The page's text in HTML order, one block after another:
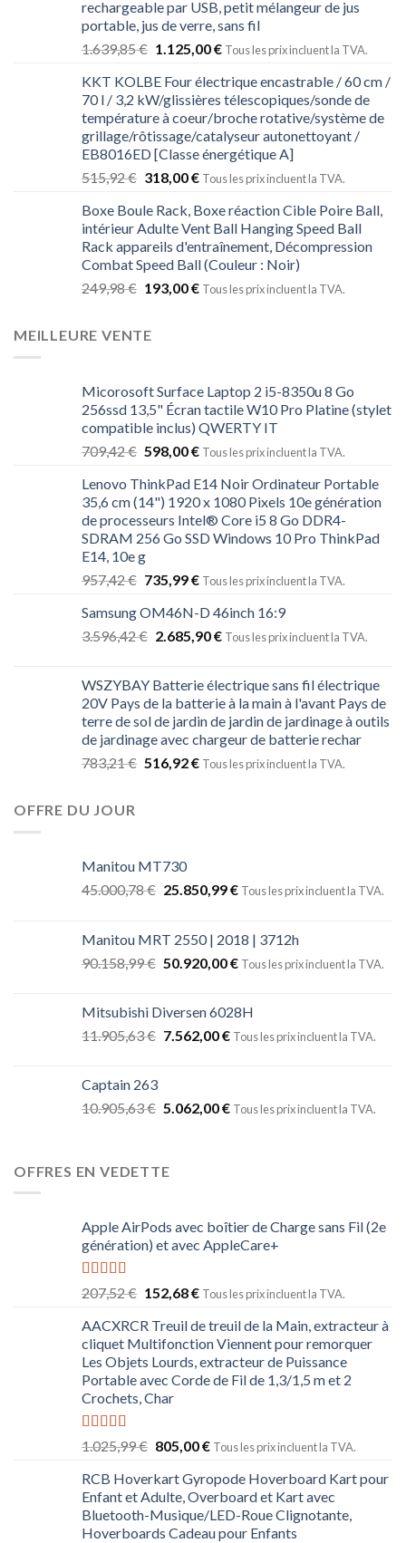
rechargeable par USB, petit mélangeur de jus
portable, jus de verre, sans fil
1.639,85€ 1.125,00€ Tous les prix incluent la TVA.
KKT KOLBE Four électrique encastrable / 60 cm /
70 l / 3,2 kW/glissières télescopiques/sonde de
température à coeur/broche rotative/système de
grillage/rôtissage/catalyseur autonettoyant /
EB8016ED [Classe énergétique A]
515,92€ 318,00€ Tous les prix incluent la TVA.
Boxe Boule Rack, Boxe réaction Cible Poire Ball,
intérieur Adulte Vent Ball Hanging Speed ​​Ball
Rack appareils d'entraînement, Décompression
Combat Speed ​​Ball (Couleur : Noir)
249,98€ 193,00€ Tous les prix incluent la TVA.
MEILLEURE VENTE
Micorosoft Surface Laptop 2 i5-8350u 8 Go
256ssd 13,5" Écran tactile W10 Pro Platine (stylet
compatible inclus) QWERTY IT
709,42€ 598,00€ Tous les prix incluent la TVA.
Lenovo ThinkPad E14 Noir Ordinateur Portable
35,6 cm (14") 1920 x 1080 Pixels 10e génération
de processeurs Intel® Core i5 8 Go DDR4-
SDRAM 256 Go SSD Windows 10 Pro ThinkPad
E14, 10e g
957,42€ 735,99€ Tous les prix incluent la TVA.
Samsung OM46N-D 46inch 16:9
3.596,42€ 2.685,90€ Tous les prix incluent la TVA.
WSZYBAY Batterie électrique sans fil électrique
20V Pays de la batterie à la main à l'avant Pays de
terre de sol de jardin de jardin de jardinage à outils
de jardinage avec chargeur de batterie rechar
783,21€ 516,92€ Tous les prix incluent la TVA.
OFFRE DU JOUR
Manitou MT730
45.000,78€ 25.850,99€ Tous les prix incluent la TVA.
Manitou MRT 2550 | 2018 | 3712h
90.158,99€ 50.920,00€ Tous les prix incluent la TVA.
Mitsubishi Diversen 6028H
11.905,63€ 7.562,00€ Tous les prix incluent la TVA.
Captain 263
10.905,63€ 5.062,00€ Tous les prix incluent la TVA.
OFFRES EN VEDETTE
Apple AirPods avec boîtier de Charge sans Fil (2e
génération) et avec AppleCare+
Note5.00
sur 5
207,52€ 152,68€ Tous les prix incluent la TVA.
AACXRCR Treuil de treuil de la Main, extracteur à
cliquet Multifonction Viennent pour remorquer
Les Objets Lourds, extracteur de Puissance
Portable avec Corde de Fil de 1,3/1,5 m et 2
Crochets, Char
Note5.00
1.025,99€ 805,00€ Tous les prix incluent la TVA.
RCB Hoverkart Gyropode Hoverboard Kart pour
Enfant et Adulte, Overboard et Kart avec
Bluetooth-Musique/LED-Roue Clignotante,
Hoverboards Cadeau pour Enfants